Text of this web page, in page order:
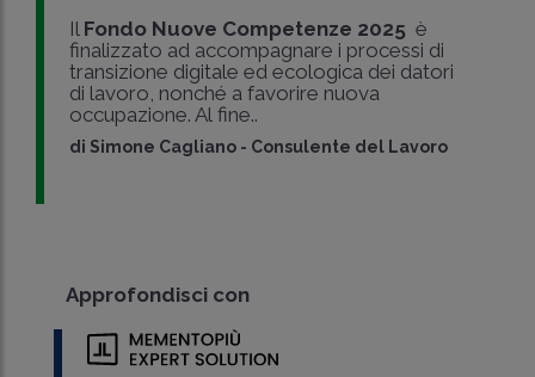
Il Fondo Nuove Competenze 2025 è
finalizzato ad accompagnare i processi di
transizione digitale ed ecologica dei datori
di lavoro, nonché a favorire nuova
occupazione. Al fine..
di Simone Cagliano - Consulente del Lavoro
Approfondisci con